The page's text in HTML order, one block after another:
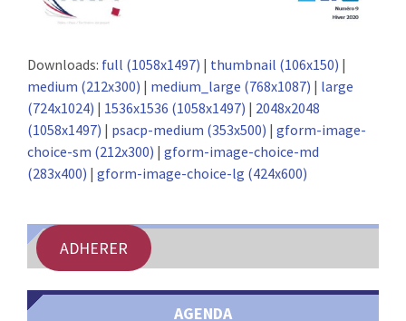
Downloads: full (1058x1497) | thumbnail (106x150) |
medium (212x300) | medium_large (768x1087) | large
(724x1024) | 1536x1536 (1058x1497) | 2048x2048
(1058x1497) | psacp-medium (353x500) | gform-image-
choice-sm (212x300) | gform-image-choice-md
(283x400) | gform-image-choice-lg (424x600)
ADHERER
AGENDA